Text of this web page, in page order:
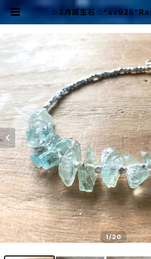
☆3月誕生石
amarine アクアマリン原石
ottage
1/20